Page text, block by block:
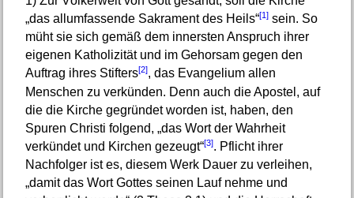
„das allumfassende Sakrament des Heils“[1]sein. So
müht sie sich gemäß dem innersten Anspruch ihrer
eigenen Katholizität und im Gehorsam gegen den
Auftrag ihres Stifters[2], das Evangelium allen
Menschen zu verkünden. Denn auch die Apostel, auf
die die Kirche gegründet worden ist, haben, den
Spuren Christi folgend, „das Wort der Wahrheit
verkündet und Kirchen gezeugt“[3]. Pflicht ihrer
Nachfolger ist es, diesem Werk Dauer zu verleihen,
„damit das Wort Gottes seinen Lauf nehme und